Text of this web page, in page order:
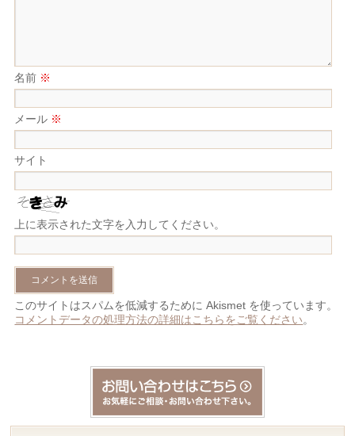
名前 ※
メール ※
サイト
上に表示された文字を入力してください。
このサイトはスパムを低減するために Akismet を使っています。
コメントデータの処理方法の詳細はこちらをご覧ください。